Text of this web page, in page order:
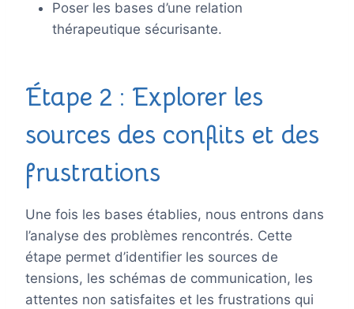
Poser les bases d’une relation
thérapeutique sécurisante.
Étape 2 : Explorer les
sources des conflits et des
frustrations
Une fois les bases établies, nous entrons dans
l’analyse des problèmes rencontrés. Cette
étape permet d’identifier les sources de
tensions, les schémas de communication, les
attentes non satisfaites et les frustrations qui